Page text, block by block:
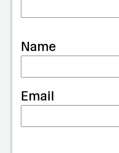
Name
Email
n